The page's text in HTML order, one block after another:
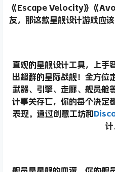
《Escape Velocity》《
友，那这款星舰设计游戏应该
直观的星舰设计工具，上手
出超群的星际战舰！ 全方位
武器、引擎、走廊、舰员舱
计事关存亡，你的每个决定
表现。通过创意工坊和
计